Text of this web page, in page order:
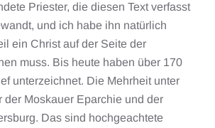
Priester, die diesen Text verfasst
und ich habe ihn natürlich
ein Christ auf der Seite der
muss. Bis heute haben über 170
unterzeichnet. Die Mehrheit unter
der Moskauer Eparchie und der
Das sind hochgeachtete